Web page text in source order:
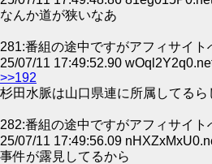
なんか道が狭いなあ
281:番組の途中ですがアフィサイト
25/07/11 17:49:52.90
>>192
杉田水脈は山口県連に所属してるら
282:番組の途中ですがアフィサイト
25/07/11 17:49:56.09
事件が露見してるから